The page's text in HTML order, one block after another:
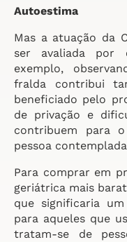
Autoestima
Mas a atuação da
ser avaliada por
exemplo,
fralda contribui
beneficiado pelo
de privação e
contribuem para
pessoa
Para comprar em
geriátrica mais
que significaria
para aqueles que
tratam-se de